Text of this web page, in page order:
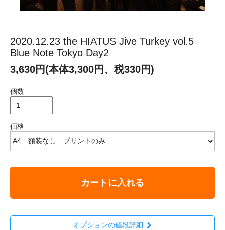
2020.12.23 the HIATUS Jive Turkey vol.5
Blue Note Tokyo Day2
3,630円(本体3,300円、税330円)
個数
価格
カートに入れる
オプションの値段詳細